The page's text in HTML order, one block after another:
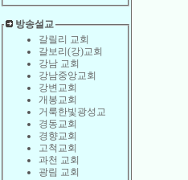
방송설교
갈릴리 교회
갈보리(강)교회
강남 교회
강남중앙교회
강변교회
개봉교회
거룩한빛광성교
경동교회
경향교회
고척교회
과천 교회
광림 교회